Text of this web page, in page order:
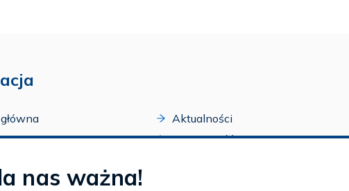
programy
Aktualności
Dostępność
nas ważna!